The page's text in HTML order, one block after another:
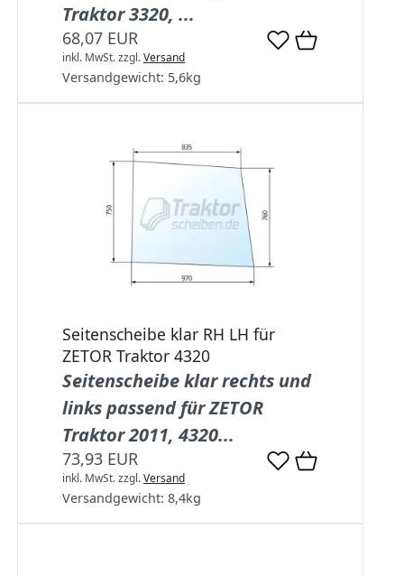
Traktor 3320, ...
68,07 EUR
inkl. MwSt.zzgl.Versand
Versandgewicht: 5,6kg
Seitenscheibe klar RH LH für
ZETOR Traktor 4320
Seitenscheibe klar rechts und
links passend für ZETOR
Traktor 2011, 4320...
73,93 EUR
inkl. MwSt.zzgl.Versand
Versandgewicht: 8,4kg